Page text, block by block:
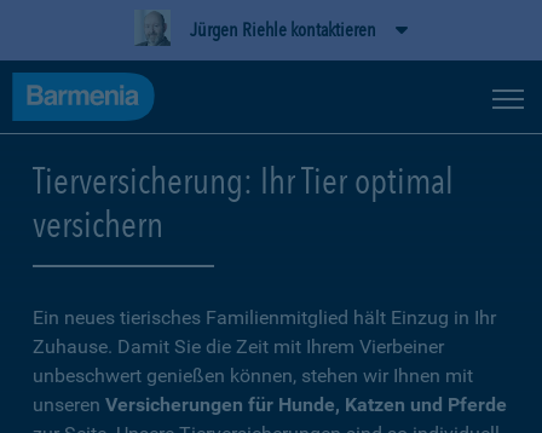
Jürgen Riehle kontaktieren
Tierversicherung: Ihr Tier optimal
versichern
Ein neues tierisches Familienmitglied hält Einzug in Ihr
Zuhause. Damit Sie die Zeit mit Ihrem Vierbeiner
unbeschwert genießen können, stehen wir Ihnen mit
unseren Versicherungen für Hunde, Katzen und Pferde